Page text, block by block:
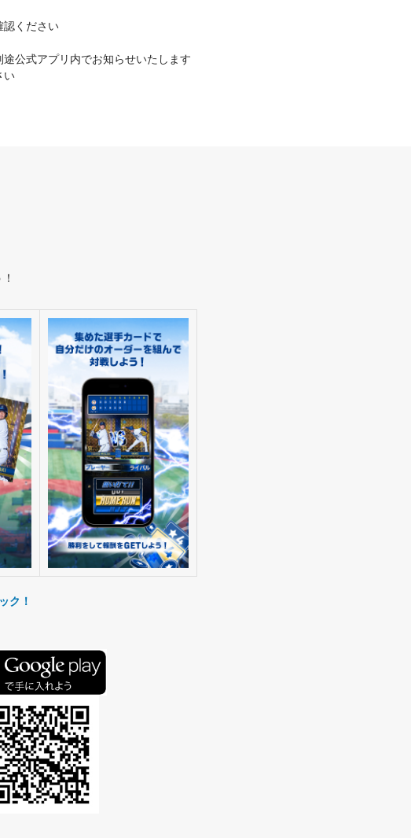
認ください
公式アプリ内でお知らせいたします
い
ク！